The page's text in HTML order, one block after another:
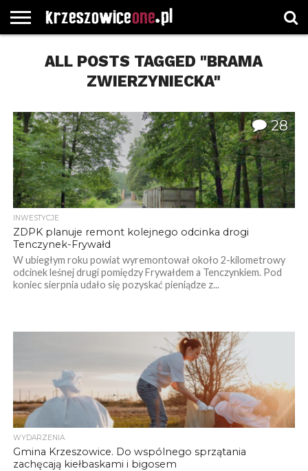
GŁÓWNA
WYBORY
SAMORZĄDOWE
WYBIERZ
KATEGORIE
ROZKŁADY
JAZDY
GREGORCZYK
WATCH
KONTAKT
ALL POSTS TAGGED "BRAMA
ZWIERZYNIECKA"
28
INWESTYCJE
ZDPK planuje remont kolejnego odcinka drogi
Tenczynek-Frywałd
W ubiegłym roku powiat wyremontował około 2-kilometrowy
odcinek leśnej drugi pomiędzy Frywałdem a Tenczynkiem. Pod
koniec sierpnia udało się pozyskać pieniądze z...
WYDARZENIA
Gmina Krzeszowice. Do wspólnego sprzątania
zachęcają kiełbaskami i bigosem